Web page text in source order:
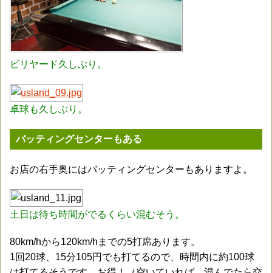
ビリヤード久しぶり。
卓球も久しぶり。
バッティングセンターもある
お店の右手奥にはバッティングセンターもありますよ。
土日は待ち時間がでるくらい混むそう。
80km/hから120km/hまでの5打席あります。
1回20球、15分105円でも打てるので、時間内に約100球